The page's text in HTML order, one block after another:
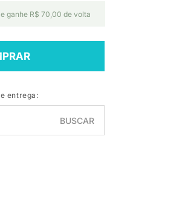
ganhe R$ 70,00 de volta
entrega:
BUSCAR